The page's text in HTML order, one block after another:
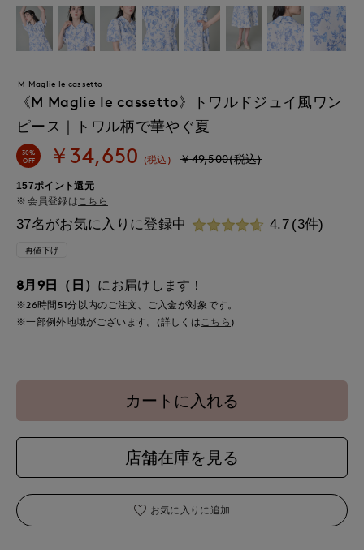
M Maglie le cassetto
《M Maglie le cassetto》トワルドジュイ風ワン
ピース｜トワル柄で華やぐ夏
30%
OFF
￥34,650 (税込) ￥49,500(税込)
157ポイント還元
会員登録は こちら
37名がお気に入りに登録中 4.7 (3件)
再値下げ
8月9日（日） にお届けします！
※26時間 51分以内のご注文、ご入金が対象です。
※一部例外地域がございます。(詳しくはこちら )
カートに入れる
店舗在庫を見る
お気に入りに追加